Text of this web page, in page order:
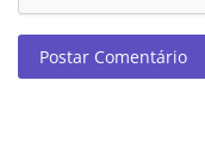
Postar Comentário